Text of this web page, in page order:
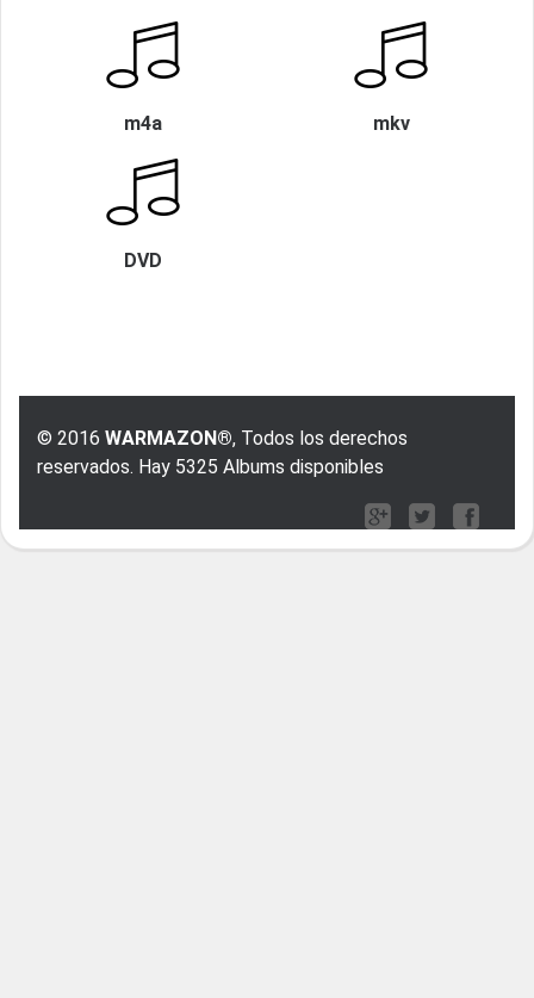
m4a mkv
DVD
© 2016 WARMAZON®, Todos los derechos
reservados. Hay 5325 Albums disponibles